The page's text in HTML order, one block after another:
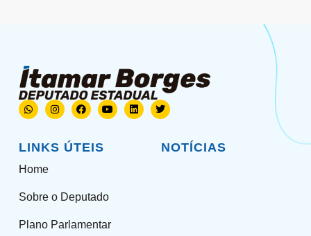
LINKS ÚTEIS
Home
Sobre o Deputado
Plano Parlamentar
NOTÍCIAS